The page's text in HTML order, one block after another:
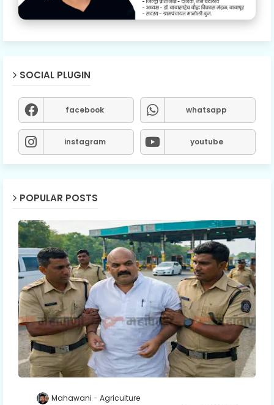
SOCIAL PLUGIN
facebook whatsapp
instagram youtube
POPULAR POSTS
Mahawani Agriculture